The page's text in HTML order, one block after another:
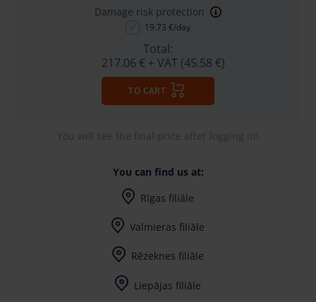
Damage risk protection
19.73 €/day
Total:
217.06 € + VAT (45.58 €)
TO CART
You will see the final price after logging in!
You can find us at:
Rīgas filiāle
Valmieras filiāle
Rēzeknes filiāle
Liepājas filiāle